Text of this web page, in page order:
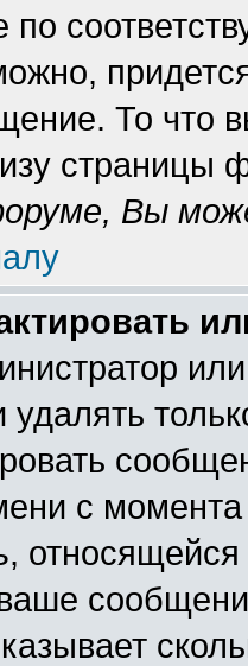
по
То что
страницы
Вы
удалять
с
,